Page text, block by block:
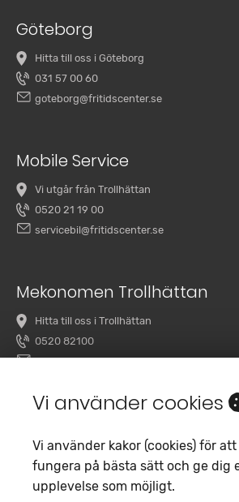
Göteborg
Hitta till oss i Göteborg
031 57 00 60
goteborg@fritidscenter.se
Mobile Service
Vi utgår från Trollhättan
0520 21 19 00
servicebil@fritidscenter.se
Mekonomen Trollhättan
Hitta till oss i Trollhättan
0520 82100
overby@mekonomenbilverkstad.se
Copyright 2020 Fritidscenter
Vi använder cookies
Vi använder kakor (cookies) för
fungera på bästa sätt och ge dig
upplevelse som möjligt.